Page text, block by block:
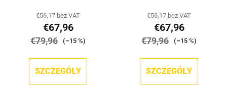
€56,17 bez VAT
€67,96
€79,96 (–15 %)
SZCZEGÓŁY
€56,17 bez VAT
€67,96
€79,96 (–15 %)
SZCZEGÓŁY